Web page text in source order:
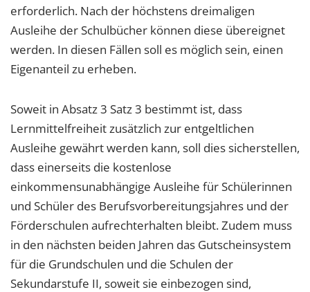
erforderlich. Nach der höchstens dreimaligen
Ausleihe der Schulbücher können diese übereignet
werden. In diesen Fällen soll es möglich sein, einen
Eigenanteil zu erheben.
Soweit in Absatz 3 Satz 3 bestimmt ist, dass
Lernmittelfreiheit zusätzlich zur entgeltlichen
Ausleihe gewährt werden kann, soll dies sicherstellen,
dass einerseits die kostenlose
einkommensunabhängige Ausleihe für Schülerinnen
und Schüler des Berufsvorbereitungsjahres und der
Förderschulen aufrechterhalten bleibt. Zudem muss
in den nächsten beiden Jahren das Gutscheinsystem
für die Grundschulen und die Schulen der
Sekundarstufe II, soweit sie einbezogen sind,